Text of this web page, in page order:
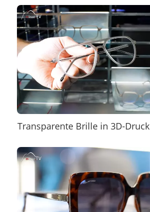
Transparente Brille in 3D-Druck